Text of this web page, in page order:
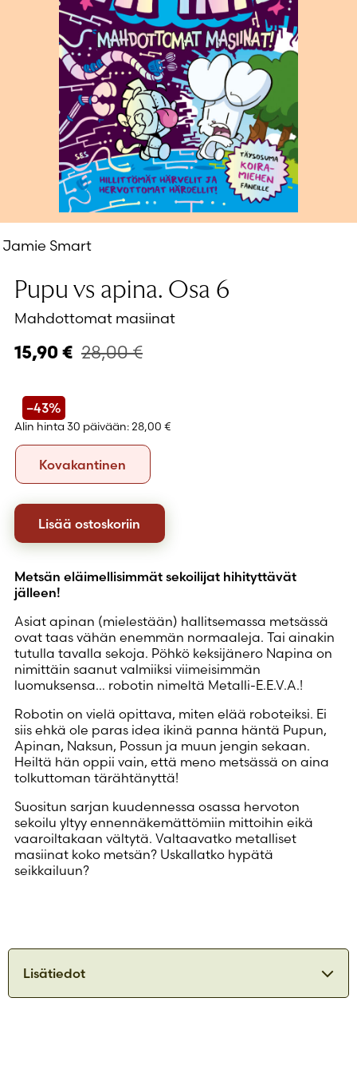
Salasana unohtunut?
Eikö sinulla ole tiliä?
Luo uusi tili
Jamie Smart
Pupu vs apina. Osa 6
Mahdottomat masiinat
15,90 € 28,00€
–43%
Alin hinta 30 päivään:28,00 €
Formaatti
Kovakantinen
Lisää ostoskoriin
Metsän eläimellisimmät sekoilijat hihityttävät
jälleen!
Asiat apinan (mielestään) hallitsemassa metsässä
ovat taas vähän enemmän normaaleja. Tai ainakin
tutulla tavalla sekoja. Pöhkö keksijänero Napina on
nimittäin saanut valmiiksi viimeisimmän
luomuksensa… robotin nimeltä Metalli-E.E.V.A.!
Robotin on vielä opittava, miten elää roboteiksi. Ei
siis ehkä ole paras idea ikinä panna häntä Pupun,
Apinan, Naksun, Possun ja muun jengin sekaan.
Heiltä hän oppii vain, että meno metsässä on aina
tolkuttoman tärähtänyttä!
Suositun sarjan kuudennessa osassa hervoton
sekoilu yltyy ennennäkemättömiin mittoihin eikä
vaaroiltakaan vältytä. Valtaavatko metalliset
masiinat koko metsän? Uskallatko hypätä
seikkailuun?
Lisätiedot